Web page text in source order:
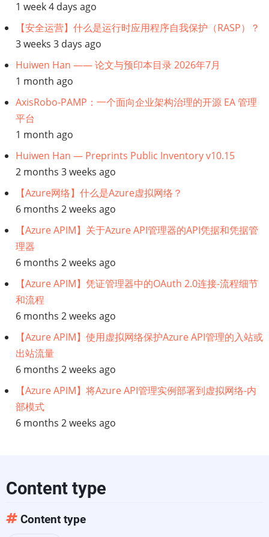
接：
数
字
化
销
售
1 week 4 days ago
【安全运营】什么是运行时应用程序自我保护（RASP）？
3 weeks 3 days ago
Huiwen Han —— 论文与预印本目录 2026年7月
1 month ago
AxisRobo-PAMP：一个面向企业架构治理的开源 EA 管理
平台
1 month ago
Huiwen Han — Preprints Public Inventory v10.15
2 months 3 weeks ago
【Azure网络】什么是Azure虚拟网络？
6 months 2 weeks ago
【Azure APIM】关于Azure API管理器的API凭据和凭据管
理器
6 months 2 weeks ago
【Azure APIM】凭证管理器中的OAuth 2.0连接-流程细节
和流程
6 months 2 weeks ago
【Azure APIM】使用虚拟网络保护Azure API管理的入站或
出站流量
6 months 2 weeks ago
【Azure APIM】将Azure API管理实例部署到虚拟网络-内
部模式
6 months 2 weeks ago
Content type
Content type